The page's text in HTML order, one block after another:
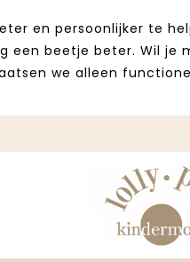
en persoonlijker te
een beetje beter. Wil je
we alleen